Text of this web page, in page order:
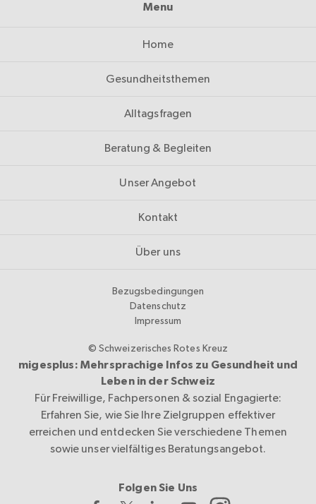
Menu
Home
Gesundheitsthemen
Alltagsfragen
Beratung & Begleiten
Unser Angebot
Kontakt
Über uns
Bezugsbedingungen
Datenschutz
Impressum
© Schweizerisches Rotes Kreuz
migesplus: Mehrsprachige Infos zu Gesundheit und
Leben in der Schweiz
Für Freiwillige, Fachpersonen & sozial Engagierte:
Erfahren Sie, wie Sie Ihre Zielgruppen effektiver
erreichen und entdecken Sie verschiedene Themen
sowie unser vielfältiges Beratungsangebot.
Folgen Sie Uns